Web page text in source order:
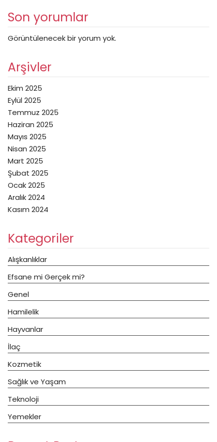
Son yorumlar
Görüntülenecek bir yorum yok.
Arşivler
Ekim 2025
Eylül 2025
Temmuz 2025
Haziran 2025
Mayıs 2025
Nisan 2025
Mart 2025
Şubat 2025
Ocak 2025
Aralık 2024
Kasım 2024
Kategoriler
Alışkanlıklar
Efsane mi Gerçek mi?
Genel
Hamilelik
Hayvanlar
İlaç
Kozmetik
Sağlık ve Yaşam
Teknoloji
Yemekler